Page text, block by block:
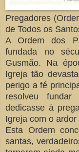
Pregadores
de Todos os
A Ordem dos
fundada no
Gusmão. Na
Igreja tão
perigo a fé
resolveu
dedicasse à
Igreja com o
Esta Ordem
santas,